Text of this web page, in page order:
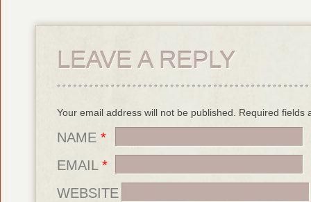
LEAVE A REPLY
Your email address will not be published. Required fields
NAME *
EMAIL *
WEBSITE